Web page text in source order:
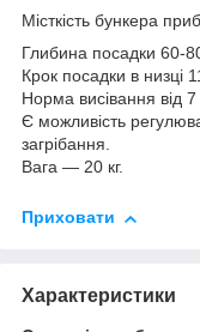
Місткість бункера
Глибина посадки 60-
Крок посадки в низці
Норма висівання від
Є можливість
загрібання.
Вага — 20 кг.
Приховати
Характеристики